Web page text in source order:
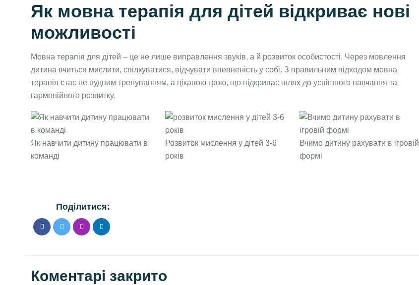
Як мовна терапія для дітей відкриває нові
можливості
Мовна терапія для дітей – це не лише виправлення звуків, а й розвиток особистості. Через мовлення
дитина вчиться мислити, спілкуватися, відчувати впевненість у собі. З правильним підходом мовна
терапія стає не нудним тренуванням, а цікавою грою, що відкриває шлях до успішного навчання та
гармонійного розвитку.
Як навчити дитину працювати в
команді
Розвиток мислення у дітей 3-6
років
Вчимо дитину рахувати в ігровій
формі
Поділитися:
Коментарі закрито